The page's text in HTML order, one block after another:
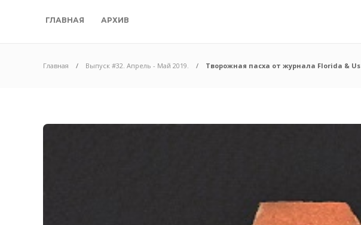
ГЛАВНАЯ АРХИВ
Главная Выпуск #32. Апрель - Май 2019. Творожная пасха от журнала Florida & Us